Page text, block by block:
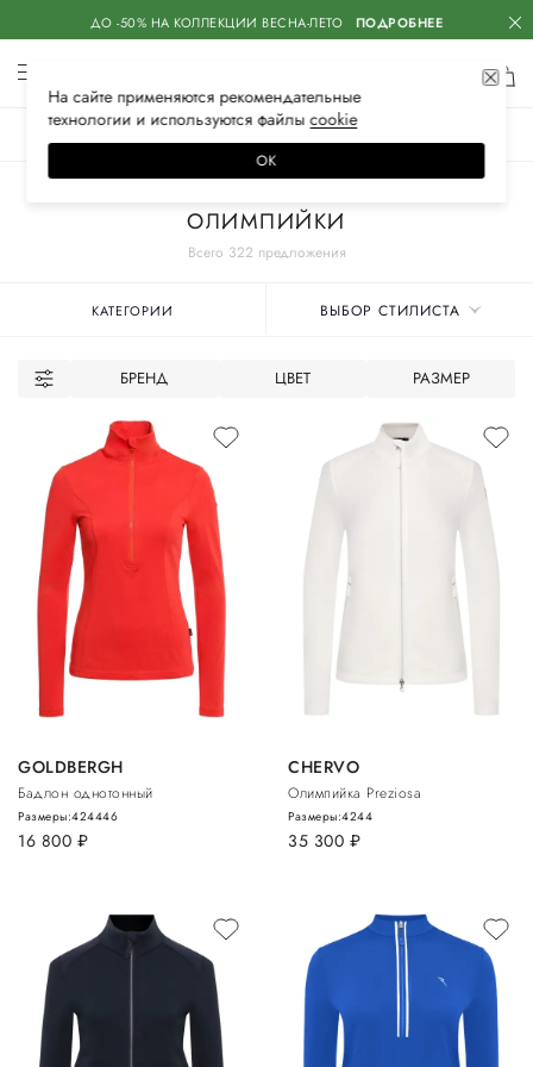
ДО -50% НА КОЛЛЕКЦИИ ВЕСНА-ЛЕТО ПОДРОБНЕЕ
Всего 322 предложения
ОЛИМПИЙКИ
КАТЕГОРИИ ВЫБОР СТИЛИСТА
БРЕНД ЦВЕТ РАЗМЕР
GOLDBERGH
Бадлон однотонный
16 800 руб.
Размеры:424446
CHERVO
Олимпийка Preziosa
35 300 руб.
Размеры:4244
На сайте применяются рекомендательные
технологии и используются файлысооkiе
ОК